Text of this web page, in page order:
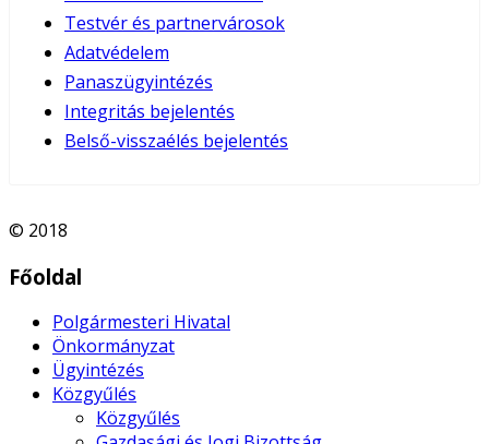
Testvér és partnervárosok
Adatvédelem
Panaszügyintézés
Integritás bejelentés
Belső-visszaélés bejelentés
© 2018
Főoldal
Polgármesteri Hivatal
Önkormányzat
Ügyintézés
Közgyűlés
Közgyűlés